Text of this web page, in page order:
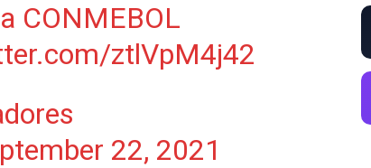
CONMEBOL
ztlVpM4j42
22, 2021